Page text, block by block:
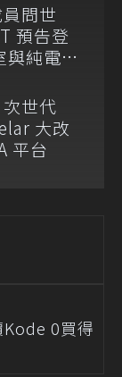
問世
預告登
與純電
世代
大改
平台
0買得